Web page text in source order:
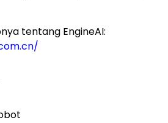
tentang EngineAI: